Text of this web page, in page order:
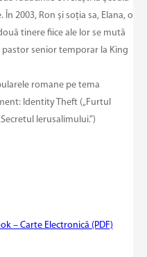
2003, Ron și soția sa, Elana, o
tinere fiice ale lor se mută
pastor senior temporar la King
romane pe tema
Identity Theft („Furtul
Ierusalimului.”)
– Carte Electronică (PDF)